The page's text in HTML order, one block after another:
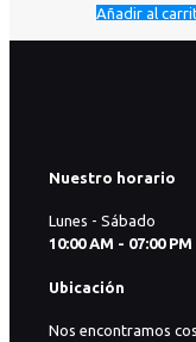
Añadir al
Nuestro horario
Lunes - Sábado
10:00 AM - 07:00 PM
Ubicación
Nos encontramos